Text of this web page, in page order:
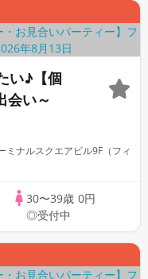
い♪【個
会い～
ナルスクエアビル9F（フィ
30〜39歳 0円
◎受付中